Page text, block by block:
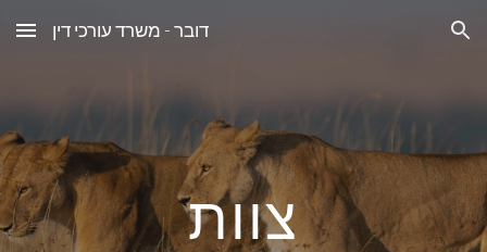
Skip to main content Skip to navigation דובר - משרד עורכי דין
צוות